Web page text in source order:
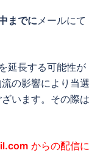
までにメールにて
延長する可能性が
の影響により当選
います。その際は
からの配信に